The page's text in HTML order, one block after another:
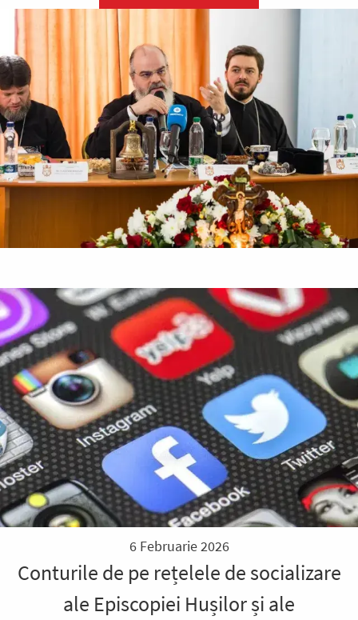
6 Februarie 2026
Conturile de pe rețelele de socializare
ale Episcopiei Hușilor și ale